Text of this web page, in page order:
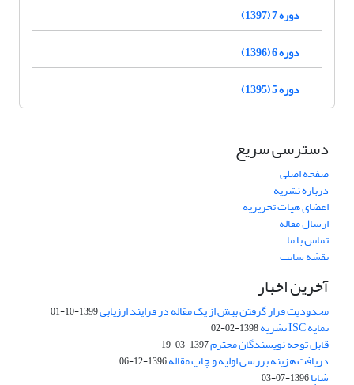
دوره 7 (1397)
دوره 6 (1396)
دوره 5 (1395)
دسترسی سریع
صفحه اصلی
درباره نشریه
اعضای هیات تحریریه
ارسال مقاله
تماس با ما
نقشه سایت
آخرین اخبار
محدودیت قرار گرفتن بیش از یک مقاله در فرایند ارزیابی1399-10-01
نمایه ISC نشریه 1398-02-02
قابل توجه نویسندگان محترم1397-03-19
دریافت هزینه بررسی اولیه و چاپ مقاله1396-12-06
شاپا1396-07-03